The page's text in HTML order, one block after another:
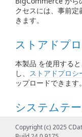
クセスには、事前定
きます。
ストアドプ
本製品 を使用する
し、 ストアドプロシ
ップロードできます。
システムテ
システムテーブルに
Copyright (c) 2025